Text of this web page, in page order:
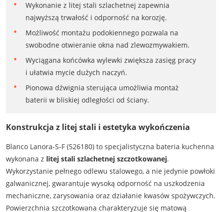
Wykonanie z litej stali szlachetnej zapewnia
najwyższą trwałość i odporność na korozję.
Możliwość montażu podokiennego pozwala na
swobodne otwieranie okna nad zlewozmywakiem.
Wyciągana końcówka wylewki zwiększa zasięg pracy
i ułatwia mycie dużych naczyń.
Pionowa dźwignia sterująca umożliwia montaż
baterii w bliskiej odległości od ściany.
Konstrukcja z litej stali i estetyka wykończenia
Blanco Lanora-S-F (526180) to specjalistyczna bateria kuchenna
wykonana z litej stali szlachetnej szczotkowanej.
Wykorzystanie pełnego odlewu stalowego, a nie jedynie powłoki
galwanicznej, gwarantuje wysoką odporność na uszkodzenia
mechaniczne, zarysowania oraz działanie kwasów spożywczych.
Powierzchnia szczotkowana charakteryzuje się matową